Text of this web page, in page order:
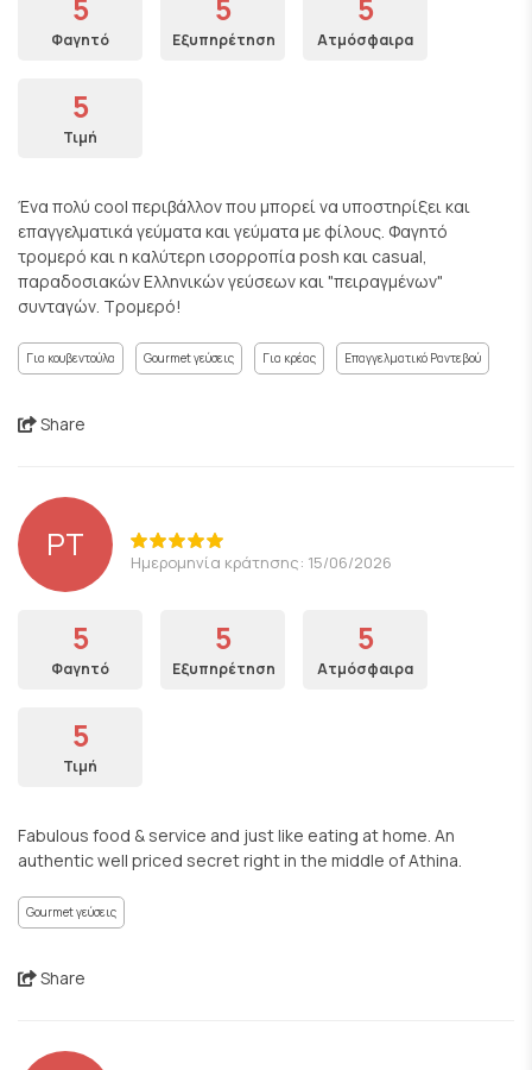
5
Φαγητό
5
Εξυπηρέτηση
5
Ατμόσφαιρα
5
Τιμή
Ένα πολύ cool περιβάλλον που μπορεί να υποστηρίξει και
επαγγελματικά γεύματα και γεύματα με φίλους. Φαγητό
τρομερό και η καλύτερη ισορροπία posh και casual,
παραδοσιακών Ελληνικών γεύσεων και "πειραγμένων"
συνταγών. Τρομερό!
Για κουβεντούλα Gourmet γεύσεις Για κρέας Επαγγελματικό Ραντεβού
Share
PT Ημερομηνία κράτησης: 15/06/2026
5
Φαγητό
5
Εξυπηρέτηση
5
Ατμόσφαιρα
5
Τιμή
Fabulous food & service and just like eating at home. An
authentic well priced secret right in the middle of Athina.
Gourmet γεύσεις
Share